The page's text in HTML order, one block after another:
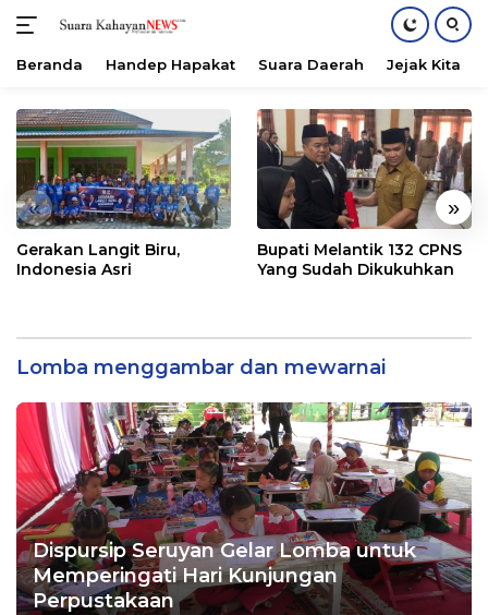
konten
Beranda Handep Hapakat Suara Daerah Jejak Kita
« »
Gerakan Langit Biru,
Indonesia Asri
Bupati Melantik 132 CPNS
Yang Sudah Dikukuhkan
Lomba menggambar dan mewarnai
Dispursip Seruyan Gelar Lomba untuk
Memperingati Hari Kunjungan
Perpustakaan